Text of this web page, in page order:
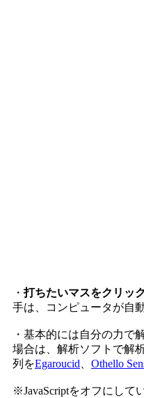
・打ちたいマスをクリッ
手は、コンピュータが自
・基本的には自分の力で
場合は、解析ソフトで解
列をEgaroucid Othello
※JavaScriptをオフにして